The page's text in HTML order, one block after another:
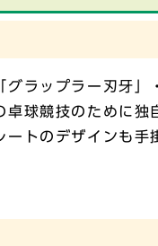
ラップラー刃牙
卓球競技のために
トのデザインも手